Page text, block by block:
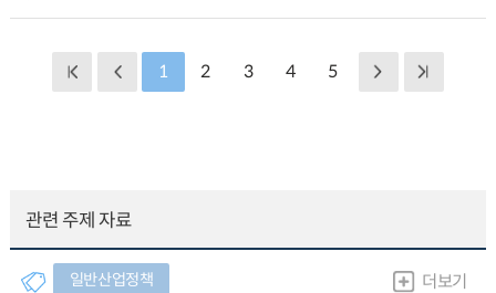
1 2 3 4 5
관련 주제 자료
일반산업정책 더보기